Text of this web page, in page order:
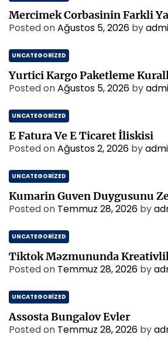
Mercimek Corbasinin Farkli
Posted onAğustos 5, 2026 by
UNCATEGORIZED
Yurtici Kargo Paketleme
Posted onAğustos 5, 2026 by
UNCATEGORIZED
E Fatura Ve E Ticaret İliskisi
Posted onAğustos 2, 2026 by
UNCATEGORIZED
Kumarin Guven Duygusunu
Posted on Temmuz 28, 2026 by
UNCATEGORIZED
Tiktok Məzmununda
Posted on Temmuz 28, 2026 by
UNCATEGORIZED
Assosta Bungalov Evler
Posted on Temmuz 28, 2026 by